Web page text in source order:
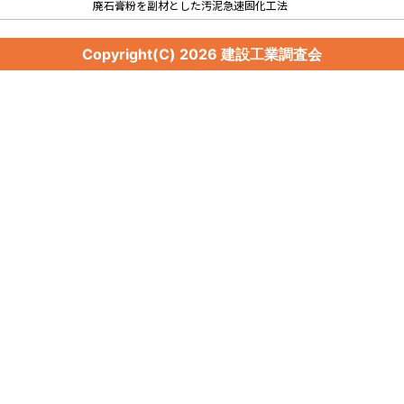
廃石膏粉を副材とした汚泥急速固化工法
Copyright(C) 2026 建設工業調査会